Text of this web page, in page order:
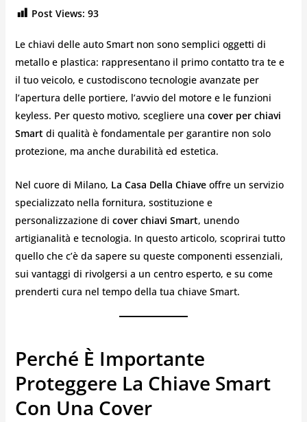
Post Views: 93
Le chiavi delle auto Smart non sono semplici oggetti di
metallo e plastica: rappresentano il primo contatto tra te e
il tuo veicolo, e custodiscono tecnologie avanzate per
l’apertura delle portiere, l’avvio del motore e le funzioni
keyless. Per questo motivo, scegliere una cover per chiavi
Smartdi qualità è fondamentale per garantire non solo
protezione, ma anche durabilità ed estetica.
Nel cuore di Milano, La Casa Della Chiaveoffre un servizio
specializzato nella fornitura, sostituzione e
personalizzazione di cover chiavi Smart, unendo
artigianalità e tecnologia. In questo articolo, scoprirai tutto
quello che c’è da sapere su queste componenti essenziali,
sui vantaggi di rivolgersi a un centro esperto, e su come
prenderti cura nel tempo della tua chiave Smart.
Perché È Importante
Proteggere La Chiave Smart
Con Una Cover